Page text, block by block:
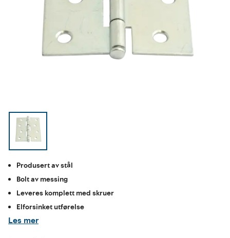
Produsert av stål
Bolt av messing
Leveres komplett med skruer
Elforsinket utførelse
Les mer